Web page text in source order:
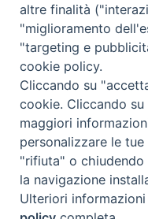
Contatti
altre finalità
"miglioramento
"targeting e
cookie policy.
Cliccando su
cookie. Cliccando
maggiori
personalizzare le
"rifiuta" o chiudendo
la navigazione
Ulteriori